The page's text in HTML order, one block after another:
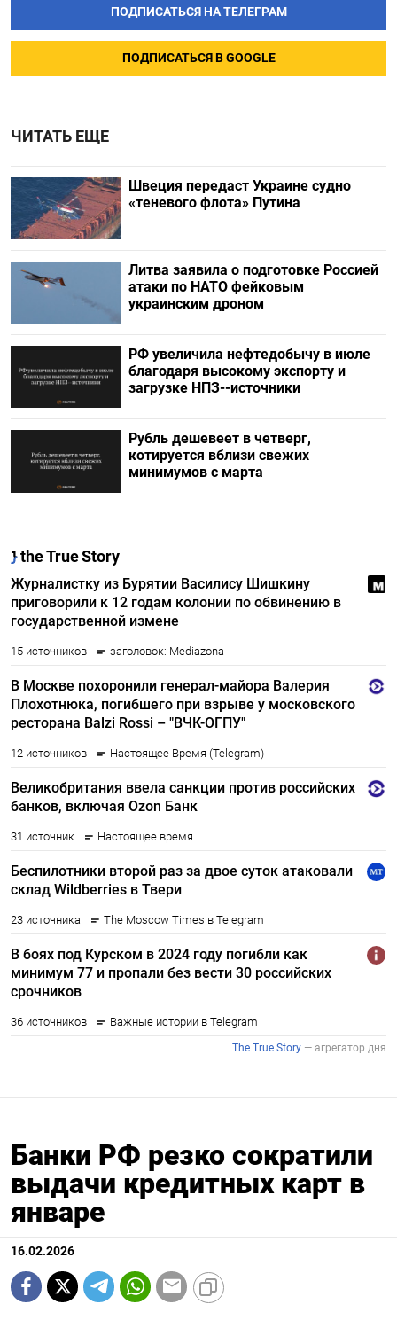
ПОДПИСАТЬСЯ НА ТЕЛЕГРАМ
ПОДПИСАТЬСЯ В GOOGLE
ЧИТАТЬ ЕЩЕ
Швеция передаст Украине судно
«теневого флота» Путина
Литва заявила о подготовке Россией
атаки по НАТО фейковым
украинским дроном
РФ увеличила нефтедобычу в июле
благодаря высокому экспорту и
загрузке НПЗ--источники
Рубль дешевеет в четверг,
котируется вблизи свежих
минимумов с марта
Банки РФ резко сократили
выдачи кредитных карт в
январе
16.02.2026